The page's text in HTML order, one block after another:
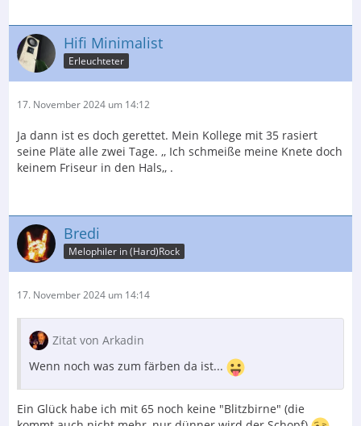
Hifi Minimalist
Erleuchteter
17. November 2024 um 14:12
Ja dann ist es doch gerettet. Mein Kollege mit 35 rasiert
seine Pläte alle zwei Tage. ,, Ich schmeiße meine Knete doch
keinem Friseur in den Hals,, .
Bredi
Melophiler in (Hard)Rock
17. November 2024 um 14:14
Zitat von Arkadin
Wenn noch was zum färben da ist...
Ein Glück habe ich mit 65 noch keine "Blitzbirne" (die